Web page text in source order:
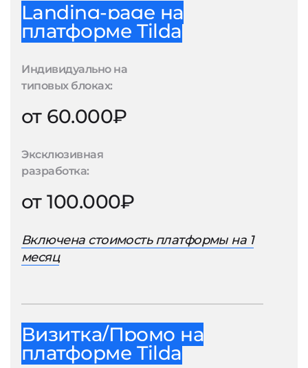
Landing-page на
платформе Tilda
Индивидуально на
типовых блоках:
от 60.000₽
Эксклюзивная
разработка:
от 100.000₽
Включена стоимость платформы на 1
месяц
Визитка/Промо на
платформе Tilda